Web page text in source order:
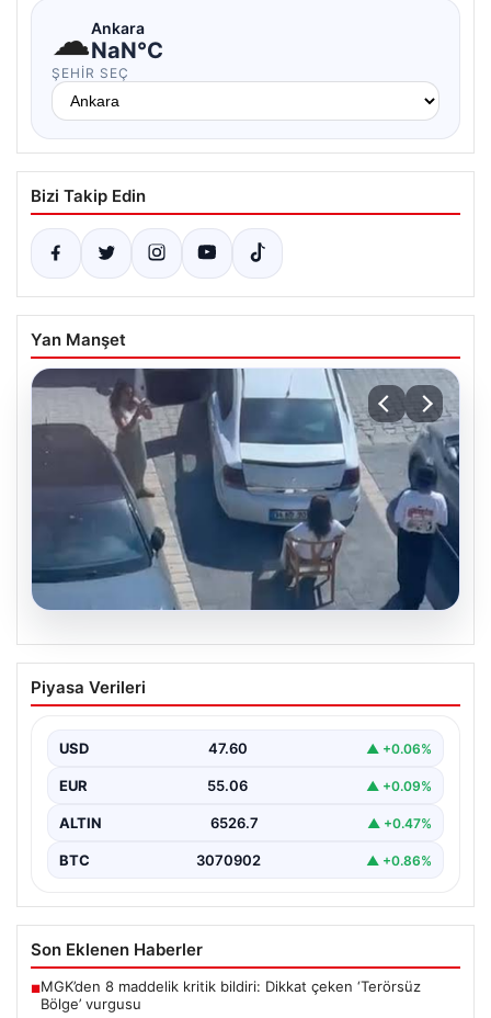
☁Ankara
NaN°C
ŞEHIR SEÇ
Bizi Takip Edin
Yan Manşet
05.08.2026
Yalova’da Şaşırtan Engelleme: Kafe
Önüne Park Etmek İsteyen Sürücüye
Yalova'da yaşanan sıra dışı bir olay, gündeme damgasını
Piyasa Verileri
USD 47.60 ▲ +0.06%
EUR 55.06 ▲ +0.09%
ALTIN 6526.7 ▲ +0.47%
BTC 3070902 ▲ +0.86%
Son Eklenen Haberler
■MGK’den 8 maddelik kritik bildiri: Dikkat çeken ‘Terörsüz
Bölge’ vurgusu